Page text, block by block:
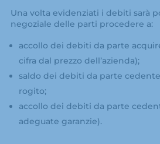
Una volta evidenziati i debiti sarà
negoziale delle parti procedere a:
accollo dei debiti da parte
cifra dal prezzo dell’azienda);
saldo dei debiti da parte
rogito;
accollo dei debiti da parte
adeguate garanzie).